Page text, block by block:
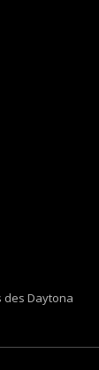
des Daytona